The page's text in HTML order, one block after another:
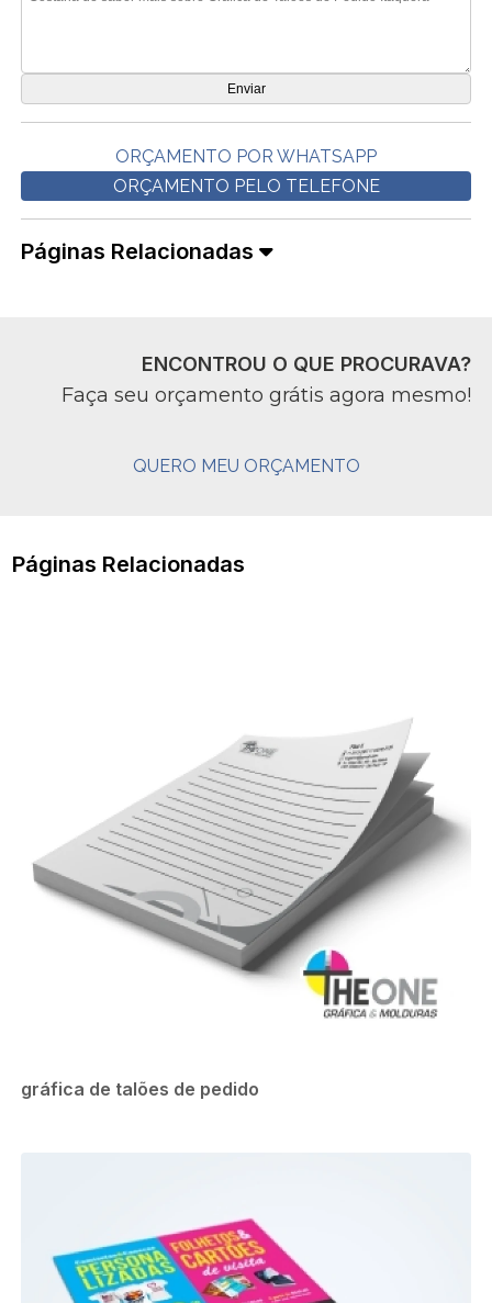
ORÇAMENTO POR WHATSAPP
ORÇAMENTO PELO TELEFONE
Páginas Relacionadas
ENCONTROU O QUE PROCURAVA?
Faça seu orçamento grátis agora mesmo!
QUERO MEU ORÇAMENTO
Páginas Relacionadas
gráfica de talões de pedido